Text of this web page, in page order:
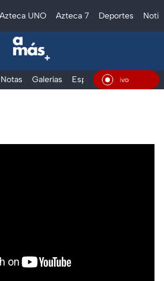
Azteca UNO Azteca 7 Deportes
Notas Galerías EspecialesEn Vivo